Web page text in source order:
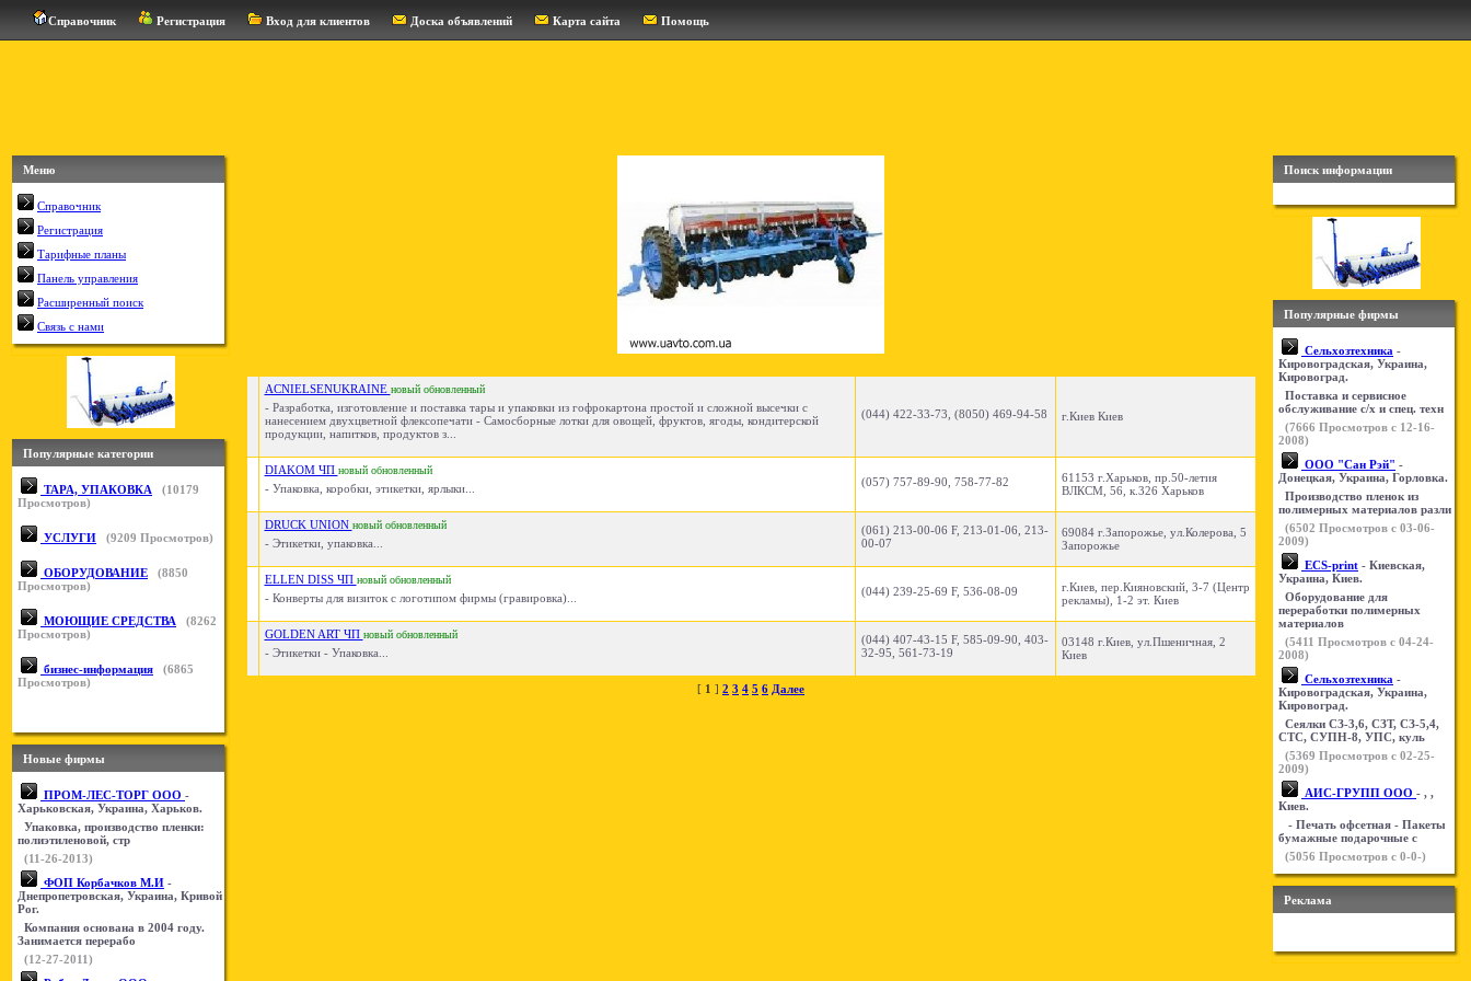
Справочник Регистрация Вход для клиентов Доска объявлений Карта сайта Помощь
Меню
Справочник
Регистрация
Тарифные планы
Панель управления
Расширенный поиск
Связь с нами
Популярные категории
ТАРА, УПАКОВКА (10179
Просмотров)
УСЛУГИ (9209 Просмотров)
ОБОРУДОВАНИЕ (8850
Просмотров)
МОЮЩИЕ СРЕДСТВА (8262
Просмотров)
бизнес-информация (6865
Просмотров)
Новые фирмы
ПРОМ-ЛЕС-ТОРГ ООО -
Харьковская, Украина, Харьков.
Упаковка, производство пленки:
полиэтиленовой, стр
(11-26-2013)
ФОП Корбачков М.И -
Днепропетровская, Украина, Кривой
Рог.
Компания основана в 2004 году.
Занимается перерабо
(12-27-2011)
ACNIELSENUKRAINE новый обновленный
- Разработка, изготовление и поставка тары и упаковки из гофрокартона простой и сложной высечки с
нанесением двухцветной флексопечати - Самосборные лотки для овощей, фруктов, ягоды, кондитерской
продукции, напитков, продуктов з...
(044) 422-33-73, (8050) 469-94-58 г.Киев Киев
DIAKOM ЧП новый обновленный
- Упаковка, коробки, этикетки, ярлыки... (057) 757-89-90, 758-77-82
61153 г.Харьков, пр.50-летия
ВЛКСМ, 56, к.326 Харьков
DRUCK UNION новый обновленный
- Этикетки, упаковка...
(061) 213-00-06 F, 213-01-06, 213-
00-07
69084 г.Запорожье, ул.Колерова, 5
Запорожье
ELLEN DISS ЧП новый обновленный
- Конверты для визиток с логотипом фирмы (гравировка)... (044) 239-25-69 F, 536-08-09
г.Киев, пер.Кияновский, 3-7 (Центр
рекламы), 1-2 эт. Киев
GOLDEN ART ЧП новый обновленный
- Этикетки - Упаковка...
(044) 407-43-15 F, 585-09-90, 403-
32-95, 561-73-19
03148 г.Киев, ул.Пшеничная, 2
Киев
[ 1 ] 2 3 4 5 6 Далее
Поиск информации
Популярные фирмы
Сельхозтехника -
Кировоградская, Украина,
Кировоград.
Поставка и сервисное
обслуживание с/х и спец. техн
(7666 Просмотров с 12-16-
2008)
ООО "Сан Рэй" -
Донецкая, Украина, Горловка.
Производство пленок из
полимерных материалов разли
(6502 Просмотров с 03-06-
2009)
ECS-print - Киевская,
Украина, Киев.
Оборудование для
переработки полимерных
материалов
(5411 Просмотров с 04-24-
2008)
Сельхозтехника -
Кировоградская, Украина,
Кировоград.
Сеялки СЗ-3,6, СЗТ, СЗ-5,4,
СТС, СУПН-8, УПС, куль
(5369 Просмотров с 02-25-
2009)
АИС-ГРУПП ООО - , ,
Киев.
- Печать офсетная - Пакеты
бумажные подарочные с
(5056 Просмотров с 0-0-)
Реклама